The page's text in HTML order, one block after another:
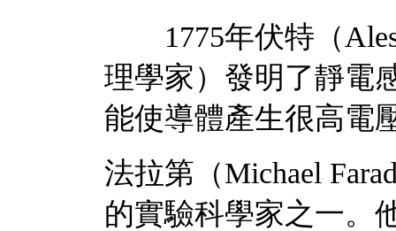
1775年伏特（
理學家）發明了靜電
能使導體產生很高電
法拉第（Michael
的實驗科學家之一。